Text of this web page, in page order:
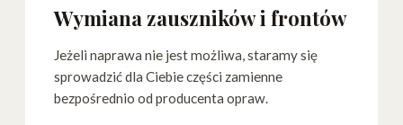
Wymiana zauszników i frontów
Jeżeli naprawa nie jest możliwa, staramy się
sprowadzić dla Ciebie części zamienne
bezpośrednio od producenta opraw.